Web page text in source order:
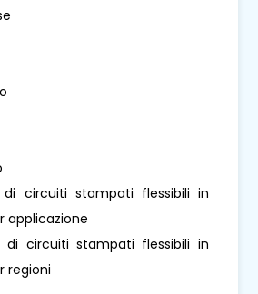
di circuiti stampati flessibili in
applicazione
di circuiti stampati flessibili in
regioni